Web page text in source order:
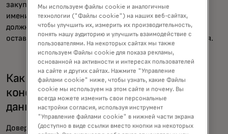
закупками и осуществляет трансграничный платеж от
имени организации, ставки одинаковы. Эти системы
должны принимать решения быстро и масштабно,
оставаясь при этом верными намерениям пользователя.
Как Verifyable Intent сохраняет
конфиденциальность и контроль над
данными?
Доверие и конфиденциальность — это не
Мы используем файлы cookie и аналогичные
технологии ("Файлы cookie") на наших веб-сайтах,
чтобы улучшить их, измерить их производительность,
понять нашу аудиторию и улучшить взаимодействие с
пользователями. На некоторых сайтах мы также
используем Файлы cookie для показа рекламы,
основанной на активности и интересах пользователей
на сайте и других сайтах. Нажмите "Управление
файлами cookie" ниже, чтобы узнать, какие Файлы
cookie мы используем на этом сайте и почему. Вы
всегда можете изменить свои персональные
настройки согласия, используя инструмент
"Управление файлами cookie" в нижней части экрана
(доступно в виде ссылки вместо кнопки на некоторых